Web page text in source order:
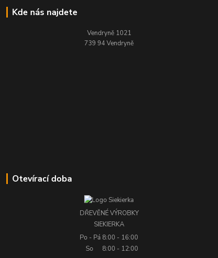
Kde nás najdete
Vendryně 1021
739 94 Vendryně
Otevírací doba
DŘEVĚNÉ VÝROBKY
SIEKIERKA
Po - Pá 8:00 - 16:00
So
8:00 - 12:00